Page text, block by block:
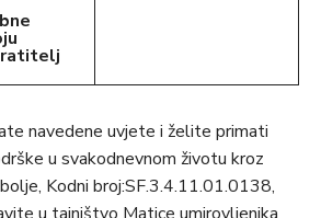
navedene uvjete i želite primati
u svakodnevnom životu kroz
Kodni broj:SF.3.4.11.01.0138,